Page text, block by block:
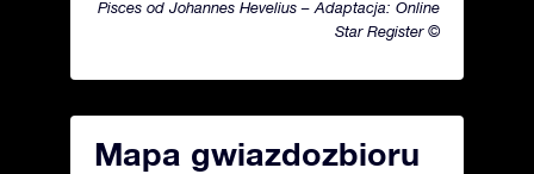
Pisces od Johannes Hevelius – Adaptacja: Online
Star Register ©
Mapa gwiazdozbioru